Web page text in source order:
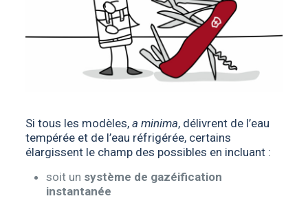
Si tous les modèles, a minima, délivrent de l’eau
tempérée et de l’eau réfrigérée, certains
élargissent le champ des possibles en incluant :
soit un système de gazéification
instantanée